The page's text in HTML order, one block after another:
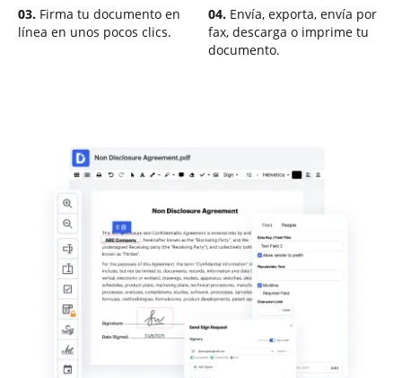
03. Firma tu documento en
línea en unos pocos clics.
04. Envía, exporta, envía por
fax, descarga o imprime tu
documento.